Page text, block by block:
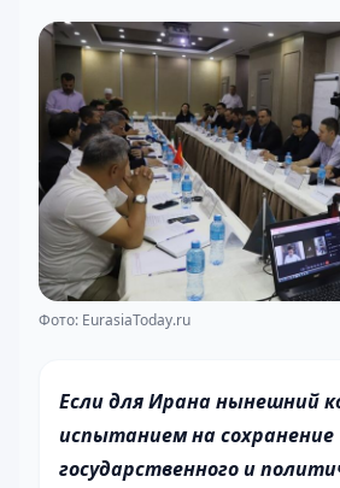
Фото: EurasiaToday.ru
Если для Ирана нынешний
испытанием на сохранение
государственного и